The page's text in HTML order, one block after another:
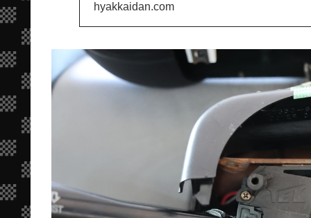
hyakkaidan.com